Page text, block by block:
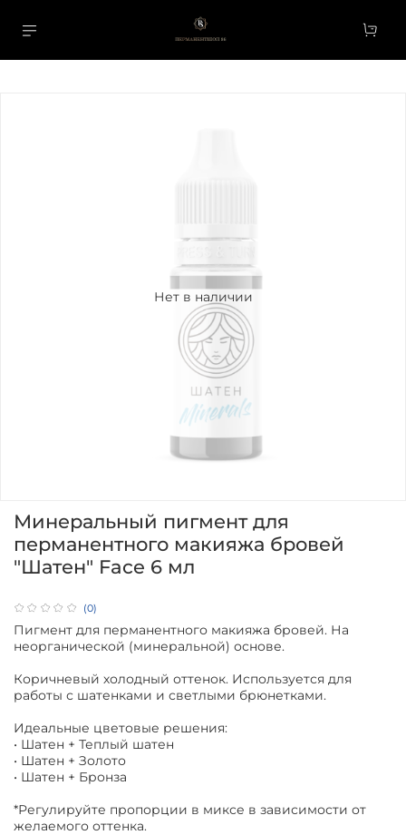
Нет в наличии
(0)
Минеральный пигмент для
перманентного макияжа бровей
"Шатен" Face 6 мл
Пигмент для перманентного макияжа бровей. На
неорганической (минеральной) основе.
Коричневый холодный оттенок. Используется для
работы с шатенками и светлыми брюнетками.
Идеальные цветовые решения:
• Шатен + Теплый шатен
• Шатен + Золото
• Шатен + Бронза
*Регулируйте пропорции в миксе в зависимости от
желаемого оттенка.